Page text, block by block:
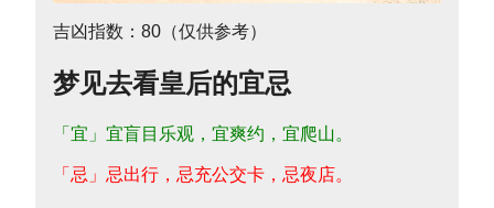
吉凶指数：80（仅供参考）
梦见去看皇后的宜忌
「宜」宜盲目乐观，宜爽约，宜爬山。
「忌」忌出行，忌充公交卡，忌夜店。